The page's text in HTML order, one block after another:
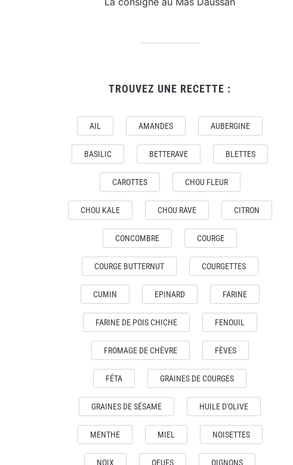
TROUVEZ UNE RECETTE :
AIL AMANDES AUBERGINE
BASILIC BETTERAVE BLETTES
CAROTTES CHOU FLEUR
CHOU KALE CHOU RAVE CITRON
CONCOMBRE COURGE
COURGE BUTTERNUT COURGETTES
CUMIN EPINARD FARINE
FARINE DE POIS CHICHE FENOUIL
FROMAGE DE CHÈVRE FÈVES
FÉTA GRAINES DE COURGES
GRAINES DE SÉSAME HUILE D'OLIVE
MENTHE MIEL NOISETTES
NOIX OEUFS OIGNONS